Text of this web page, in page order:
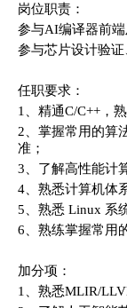
岗位职责：
参与AI编译器前端
参与芯片设计验证
任职要求：
1
、精通C/C++，
2 、掌握常用的算
准；
3 、了解高性能计
4、熟悉计算机体
5 、熟悉 Linux 系
6 、熟练掌握常用
加分项：
1
、熟悉MLIR/